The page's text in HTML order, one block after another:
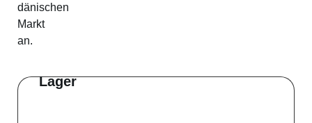
dänischen
Markt
an.
Lager